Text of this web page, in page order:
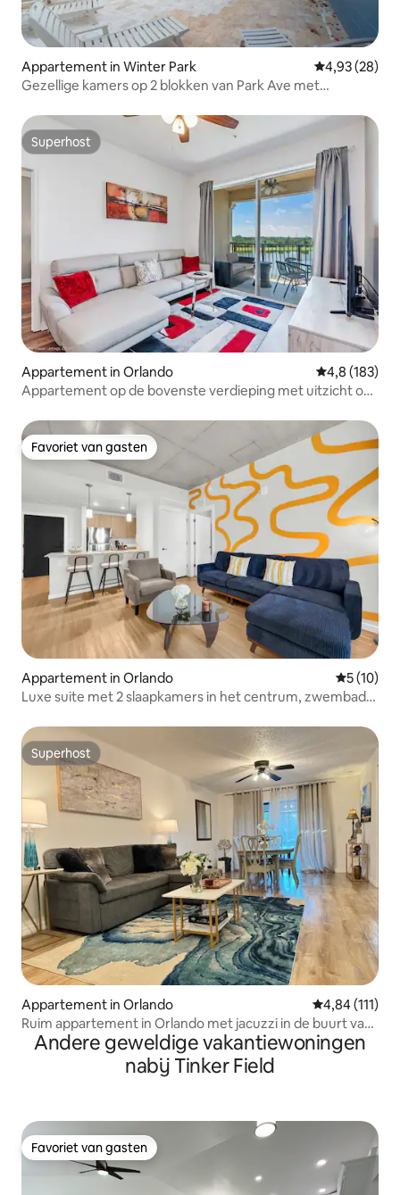
Appartement in Winter Park Gemiddelde
4,93 (28)
Gezellige kamers op 2 blokken van Park Ave met
Superhost
Superhost
Appartement in Orlando Gemiddelde
4,8 (183)
Appartement op de bovenste verdieping met uitzicht op
Favoriet van gasten
Favoriet van gasten
Appartement in Orlando
5 (10)
Luxe suite met 2 slaapkamers in het centrum, zwembad,
Superhost
Superhost
Appartement in Orlando Gemiddelde
4,84 (111)
Ruim appartement in Orlando met jacuzzi in de buurt van
Disney Parks!
Andere geweldige vakantiewoningen
nabij Tinker Field
Favoriet van gasten
Favoriet van gasten